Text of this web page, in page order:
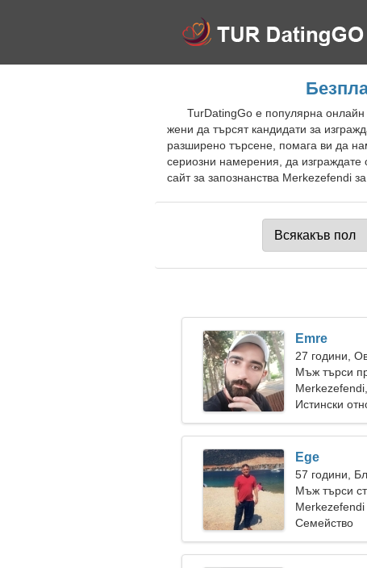
TurDatingGo е популярна
жени да търсят кандидати за
разширено търсене, помага ви да
сериозни намерения, да
сайт за запознанства Merkezefendi
Emre
27 години,
Мъж търси
Истински
Ege
57 години,
Мъж търси
Merkezefendi
Семейство